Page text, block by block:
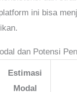
ini bisa
dan Potensi
Estimasi
Modal